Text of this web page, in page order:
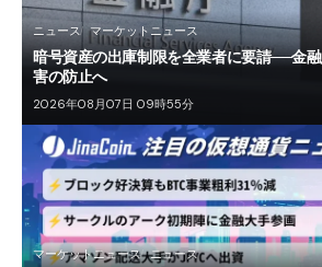
ニュース マーケットニュース
暗号資産の出庫制限を全業者に要請──金
害の防止へ
2026年08月07日 09時55分
マーケットニュース ニュース